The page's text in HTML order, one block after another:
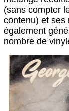
(sans compter
contenu) et ses
également
nombre de